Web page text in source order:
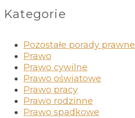
Kategorie
Pozostałe porady prawne
Prawo
Prawo cywilne
Prawo oświatowe
Prawo pracy
Prawo rodzinne
Prawo spadkowe